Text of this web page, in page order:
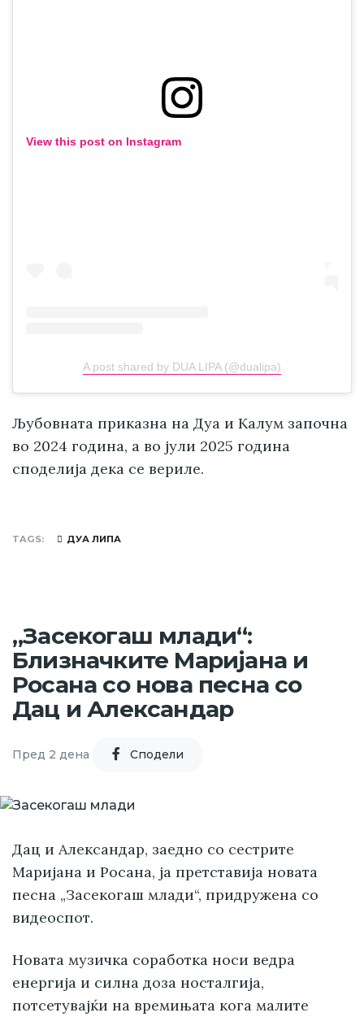
View this post on Instagram
A post shared by DUA LIPA (@dualipa)
Љубовната приказна на Дуа и Калум започна
во 2024 година, а во јули 2025 година
споделија дека се вериле.
TAGS ДУА ЛИПА
„Засекогаш млади“:
Близначките Маријана и
Росана со нова песна со
Дац и Александар
Пред 2 дена Cподели
Дац и Александар, заедно со сестрите
Маријана и Росана, ја претставија новата
песна „Засекогаш млади“, придружена со
видеоспот.
Новата музичка соработка носи ведра
енергија и силна доза носталгија,
потсетувајќи на времињата кога малите